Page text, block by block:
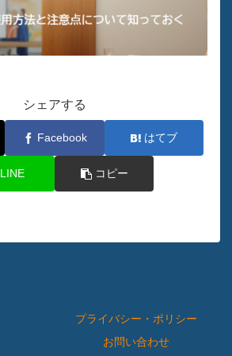
シェアする
Facebook はてブ
LINE コピー
プライバシー・ポリシー
お問い合わせ